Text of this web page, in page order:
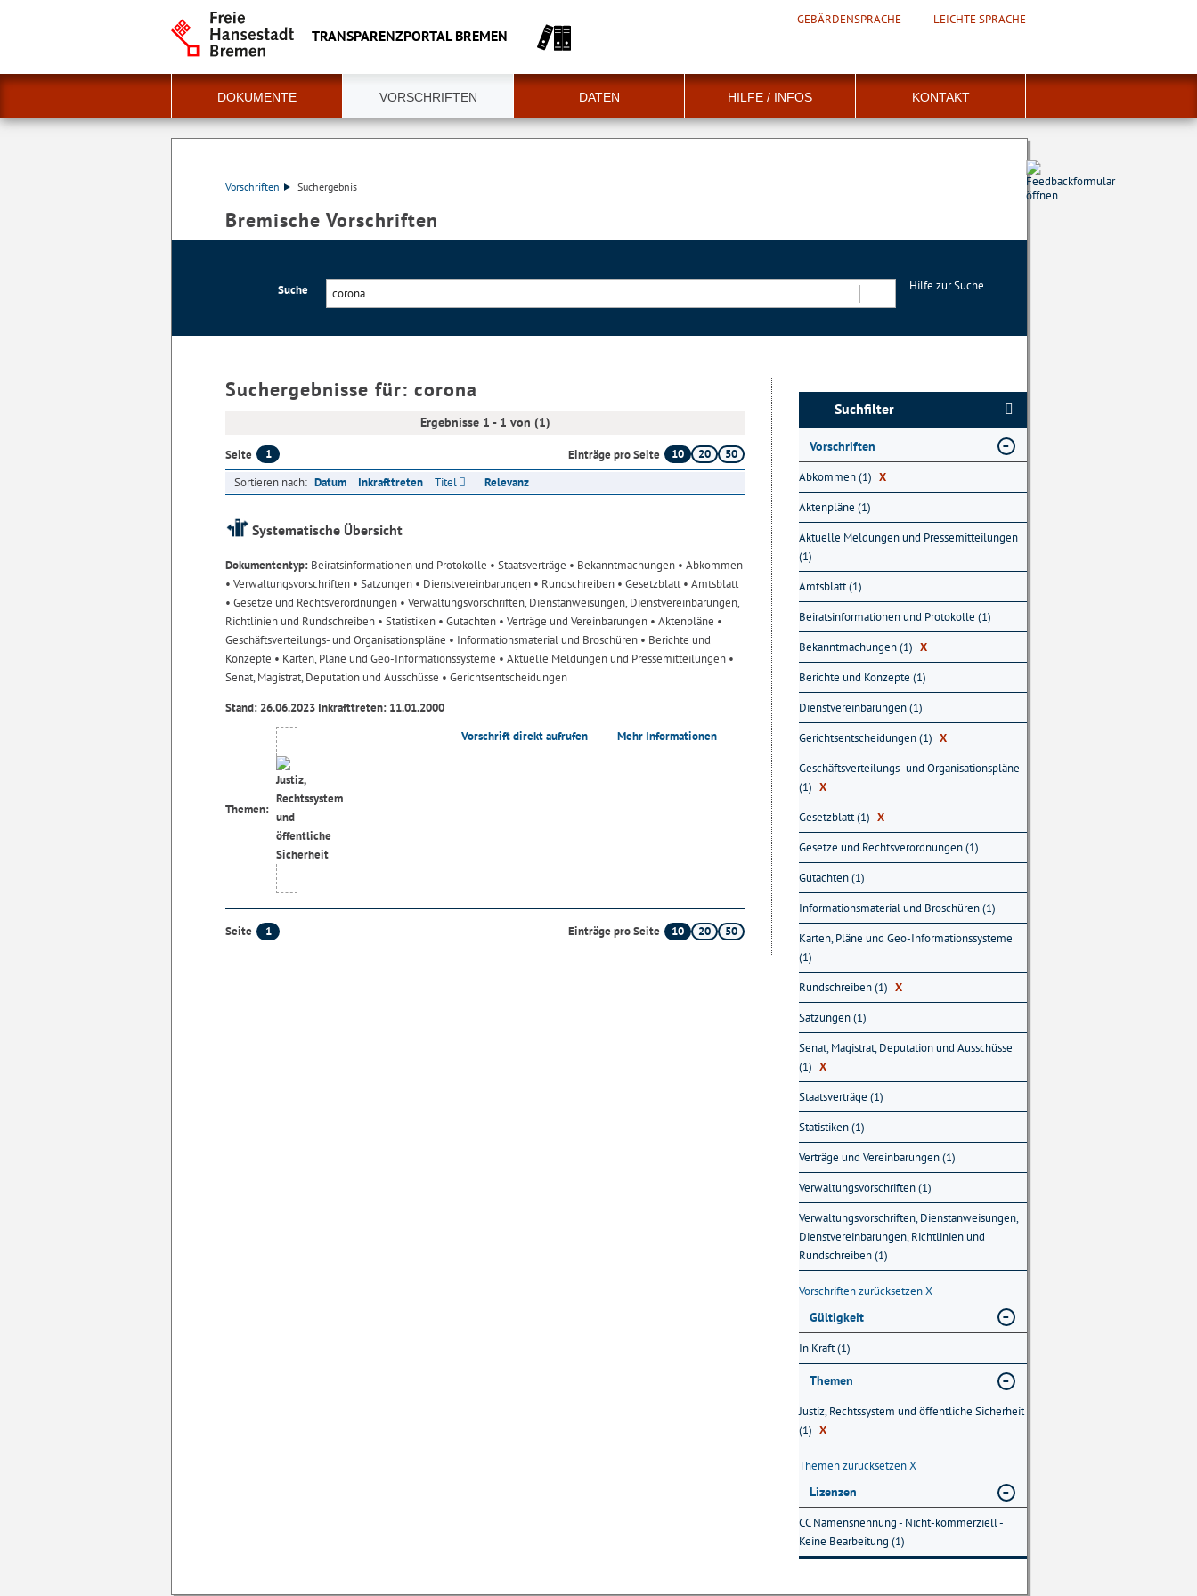
TRANSPARENZPORTAL BREMEN
GEBÄRDENSPRACHE LEICHTE SPRACHE
DOKUMENTE VORSCHRIFTEN DATEN HILFE / INFOS KONTAKT
Vorschriften Suchergebnis
Bremische Vorschriften
Suche
Hilfe zur Suche
Suchergebnisse für: corona
Ergebnisse 1 - 1 von (1)
Seite 1 Einträge pro Seite 10 20
50
Sortieren nach: Datum Inkrafttreten Titel Relevanz
Systematische Übersicht
Dokumententyp: Beiratsinformationen und Protokolle • Staatsverträge • Bekanntmachungen • Abkommen
• Verwaltungsvorschriften • Satzungen • Dienstvereinbarungen • Rundschreiben • Gesetzblatt• Amtsblatt
• Gesetze und Rechtsverordnungen • Verwaltungsvorschriften, Dienstanweisungen, Dienstvereinbarungen,
Richtlinien und Rundschreiben • Statistiken • Gutachten • Verträge und Vereinbarungen • Aktenpläne •
Geschäftsverteilungs- und Organisationspläne • Informationsmaterial und Broschüren • Berichte und
Konzepte • Karten, Pläne und Geo-Informationssysteme • Aktuelle Meldungen und Pressemitteilungen •
Senat, Magistrat, Deputation und Ausschüsse • Gerichtsentscheidungen
Stand: 26.06.2023 Inkrafttreten: 11.01.2000
Themen:
Vorschrift direkt aufrufen Mehr Informationen
Seite 1 Einträge pro Seite 10 20 50
Suchfilter
Vorschriften
Abkommen (1) X
Aktenpläne (1)
Aktuelle Meldungen und Pressemitteilungen
(1)
Amtsblatt (1)
Beiratsinformationen und Protokolle (1)
Bekanntmachungen (1) X
Berichte und Konzepte (1)
Dienstvereinbarungen (1)
Gerichtsentscheidungen (1) X
Geschäftsverteilungs- und Organisationspläne
(1) X
Gesetzblatt (1) X
Gesetze und Rechtsverordnungen (1)
Gutachten (1)
Informationsmaterial und Broschüren (1)
Karten, Pläne und Geo-Informationssysteme
(1)
Rundschreiben (1) X
Satzungen (1)
Senat, Magistrat, Deputation und Ausschüsse
(1) X
Staatsverträge (1)
Statistiken (1)
Verträge und Vereinbarungen (1)
Verwaltungsvorschriften (1)
Verwaltungsvorschriften, Dienstanweisungen,
Dienstvereinbarungen, Richtlinien und
Rundschreiben (1)
Vorschriften zurücksetzenX
Gültigkeit
In Kraft (1)
Themen
Justiz, Rechtssystem und öffentliche Sicherheit
(1) X
Themen zurücksetzenX
Lizenzen
CC Namensnennung - Nicht-kommerziell -
Keine Bearbeitung (1)